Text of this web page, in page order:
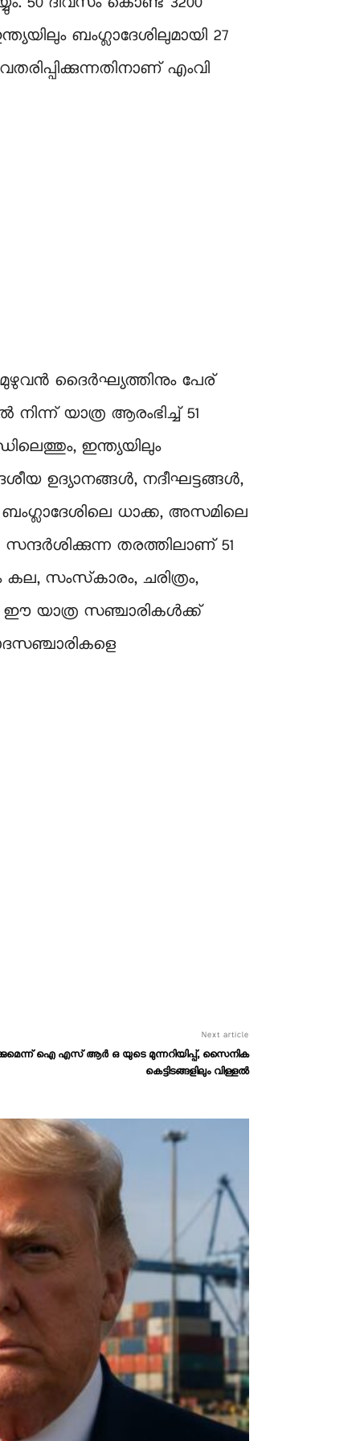
ബംഗ്ലാദേശിലുമായി 27
എംവി
മുഴുവൻ ദൈർഘ്യത്തിനും പേര്
യാത്ര ആരംഭിച്ച് 51
ഇന്ത്യയിലും
ഉദ്യാനങ്ങൾ, നദീഘട്ടങ്ങൾ,
ധാക്ക, അസമിലെ
തരത്തിലാണ് 51
സംസ്‌കാരം, ചരിത്രം,
ഈ യാത്ര സഞ്ചാരികൾക്ക്
Next article
ഐ എസ് ആർ ഒ യുടെ മുന്നറിയിപ്പ്, സൈനിക
കെട്ടിടങ്ങളിലും വിള്ളല്‍